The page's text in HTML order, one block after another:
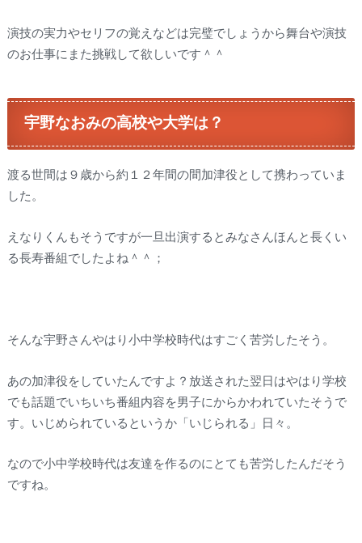
演技の実力やセリフの覚えなどは完璧でしょうから舞台や演技
のお仕事にまた挑戦して欲しいです＾＾
宇野なおみの高校や大学は？
渡る世間は９歳から約１２年間の間加津役として携わっていま
した。
えなりくんもそうですが一旦出演するとみなさんほんと長くい
る長寿番組でしたよね＾＾；
そんな宇野さんやはり小中学校時代はすごく苦労したそう。
あの加津役をしていたんですよ？放送された翌日はやはり学校
でも話題でいちいち番組内容を男子にからかわれていたそうで
す。いじめられているというか「いじられる」日々。
なので小中学校時代は友達を作るのにとても苦労したんだそう
ですね。